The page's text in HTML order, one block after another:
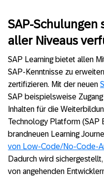
SAP-Schulungen
aller Niveaus
SAP Learning bietet allen
SAP-Kenntnisse zu
zertifizieren. Mit der neuen
SAP beispielsweise
Inhalten für die
Technology Platform (SAP
brandneuen Learning
von Low-Code/No-Code-
Dadurch wird
von angehenden